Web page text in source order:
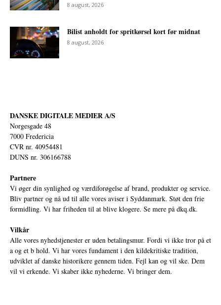
8 august, 2026
Bilist anholdt for spritkørsel kort før midnat
8 august, 2026
DANSKE DIGITALE MEDIER A/S
Norgesgade 48
7000 Fredericia
CVR nr. 40954481
DUNS nr. 306166788
Partnere
Vi øger din synlighed og værdiforøgelse af brand, produkter og service.
Bliv partner og nå ud til alle vores aviser i Syddanmark. Støt den frie
formidling. Vi har friheden til at blive klogere. Se mere på dkq.dk.
Vilkår
Alle vores nyhedstjenester er uden betalingsmur. Fordi vi ikke tror på et
a og et b hold. Vi har vores fundament i den kildekritiske tradition,
udviklet af danske historikere gennem tiden. Fejl kan og vil ske. Dem
vil vi erkende. Vi skaber ikke nyhederne. Vi bringer dem.